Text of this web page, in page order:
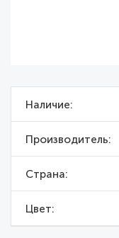
Наличие
Производитель
Страна
Цвет